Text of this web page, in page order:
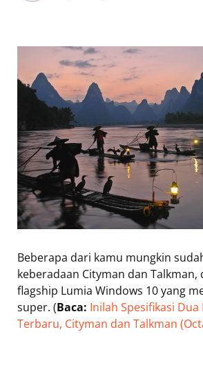
Beberapa dari kamu mungkin
keberadaan Cityman dan Talkman,
flagship Lumia Windows 10 yang
super. (Baca: Inilah Spesifikasi Dua
Terbaru, Cityman dan Talkman